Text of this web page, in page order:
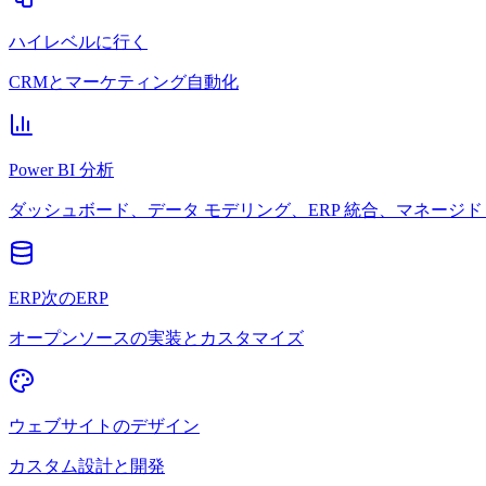
ハイレベルに行く
CRMとマーケティング自動化
Power BI 分析
ダッシュボード、データ モデリング、ERP 統合、マネージド
ERP次のERP
オープンソースの実装とカスタマイズ
ウェブサイトのデザイン
カスタム設計と開発